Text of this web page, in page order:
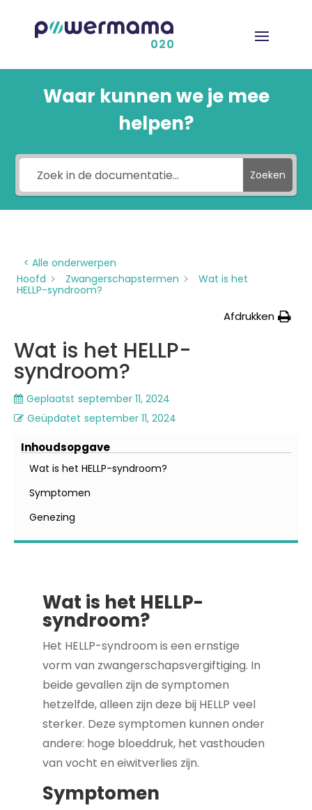
Waar kunnen we je mee
helpen?
Zoeken
< Alle onderwerpen
Hoofd
Zwangerschapstermen
Wat is het
HELLP-syndroom?
Afdrukken
Wat is het HELLP-
syndroom?
Geplaatst september 11, 2024
Geüpdatet september 11, 2024
Inhoudsopgave
Wat is het HELLP-syndroom?
Symptomen
Genezing
Wat is het HELLP-
syndroom?
Het HELLP-syndroom is een ernstige
vorm van zwangerschapsvergiftiging. In
beide gevallen zijn de symptomen
hetzelfde, alleen zijn deze bij HELLP veel
sterker. Deze symptomen kunnen onder
andere: hoge bloeddruk, het vasthouden
van vocht en eiwitverlies zijn.
Symptomen